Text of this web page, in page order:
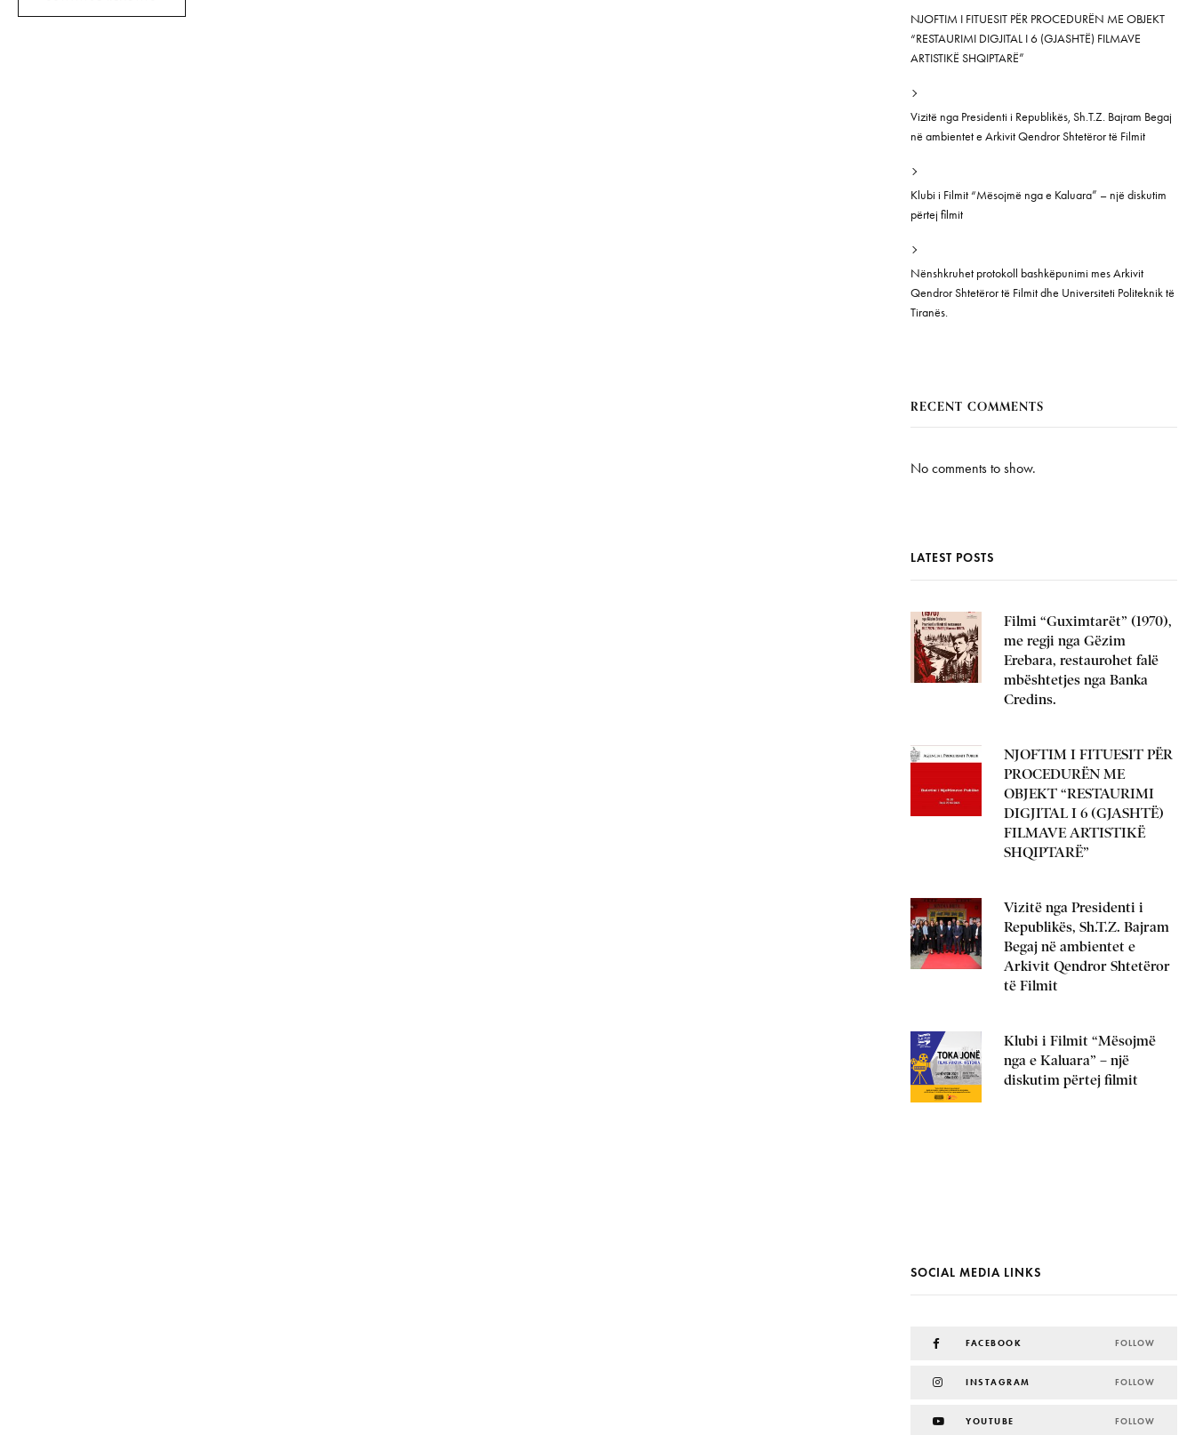
NJOFTIM I FITUESIT PËR PROCEDURËN ME OBJEKT
“RESTAURIMI DIGJITAL I 6 (GJASHTË) FILMAVE
ARTISTIKË SHQIPTARË”
Vizitë nga Presidenti i Republikës, Sh.T.Z. Bajram Begaj
në ambientet e Arkivit Qendror Shtetëror të Filmit
Klubi i Filmit “Mësojmë nga e Kaluara” – një diskutim
përtej filmit
Nënshkruhet protokoll bashkëpunimi mes Arkivit
Qendror Shtetëror të Filmit dhe Universiteti Politeknik të
Tiranës.
RECENT COMMENTS
No comments to show.
LATEST POSTS
Filmi “Guximtarët” (1970),
me regji nga Gëzim
Erebara, restaurohet falë
mbështetjes nga Banka
Credins.
NJOFTIM I FITUESIT PËR
PROCEDURËN ME
OBJEKT “RESTAURIMI
DIGJITAL I 6 (GJASHTË)
FILMAVE ARTISTIKË
SHQIPTARË”
Vizitë nga Presidenti i
Republikës, Sh.T.Z. Bajram
Begaj në ambientet e
Arkivit Qendror Shtetëror
të Filmit
Klubi i Filmit “Mësojmë
nga e Kaluara” – një
diskutim përtej filmit
SOCIAL MEDIA LINKS
FACEBOOK FOLLOW
INSTAGRAM FOLLOW
YOUTUBE FOLLOW